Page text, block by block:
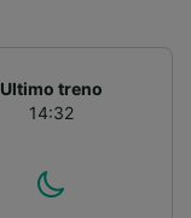
Ultimo treno
14:32